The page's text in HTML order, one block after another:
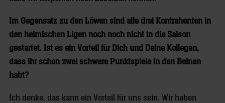
Im Gegensatz zu den Löwen sind alle drei Kontrahenten in
den heimischen Ligen noch noch nicht in die Saison
gestartet. Ist es ein Vorteil für Dich und Deine Kollegen,
dass ihr schon zwei schwere Punktspiele in den Beinen
habt?
Ich denke, das kann ein Vorteil für uns sein. Wir haben